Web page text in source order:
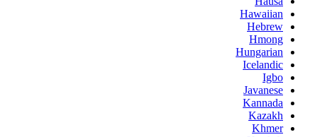
Hawaiian
Hebrew
Hmong
Hungarian
Icelandic
Igbo
Javanese
Kannada
Kazakh
Khmer